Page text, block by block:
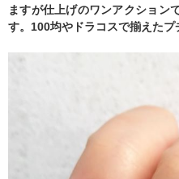
ますが仕上げのワンアクション
す。100均やドラコスで揃えたプ